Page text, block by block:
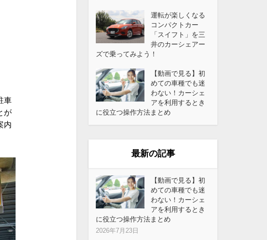
車
が
内
運転が楽しくなる
コンパクトカー
「スイフト」を三
井のカーシェアー
ズで乗ってみよう！
【動画で見る】初
めての車種でも迷
わない！カーシェ
アを利用するとき
に役立つ操作方法まとめ
最新の記事
【動画で見る】初
めての車種でも迷
わない！カーシェ
アを利用するとき
に役立つ操作方法まとめ
2026年7月23日